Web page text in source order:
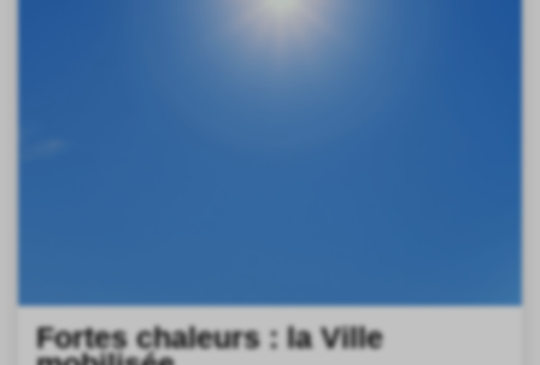
Fortes chaleurs : la Ville